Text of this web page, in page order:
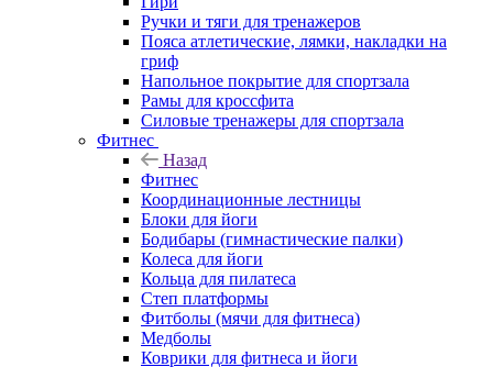
Ручки и тяги для тренажеров
Пояса атлетические, лямки, накладки на
гриф
Напольное покрытие для спортзала
Рамы для кроссфита
Силовые тренажеры для спортзала
Фитнес
Назад
Фитнес
Координационные лестницы
Блоки для йоги
Бодибары (гимнастические палки)
Колеса для йоги
Кольца для пилатеса
Степ платформы
Фитболы (мячи для фитнеса)
Медболы
Коврики для фитнеса и йоги